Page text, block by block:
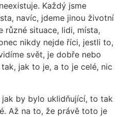
Každý jsme
navíc, jdeme jinou životní
různé situace, lidi, místa,
nikdy nejde říci, jestli to,
svět, je dobře nebo
jak to je, a to je celé, nic
by bylo uklidňující, to tak
Až na to, že právě toto je